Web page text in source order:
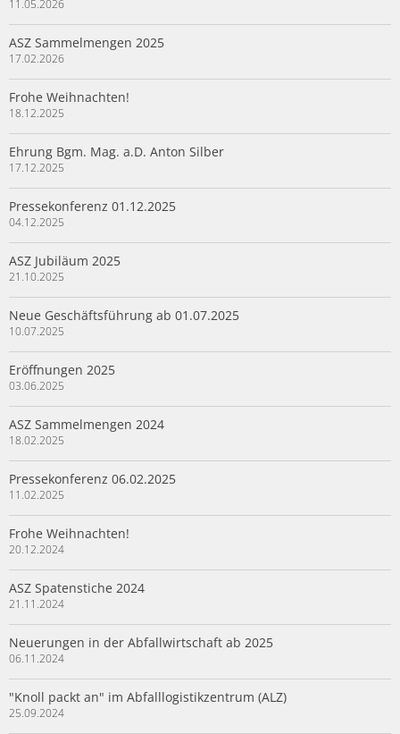
11.05.2026
ASZ Sammelmengen 2025
17.02.2026
Frohe Weihnachten!
18.12.2025
Ehrung Bgm. Mag. a.D. Anton Silber
17.12.2025
Pressekonferenz 01.12.2025
04.12.2025
ASZ Jubiläum 2025
21.10.2025
Neue Geschäftsführung ab 01.07.2025
10.07.2025
Eröffnungen 2025
03.06.2025
ASZ Sammelmengen 2024
18.02.2025
Pressekonferenz 06.02.2025
11.02.2025
Frohe Weihnachten!
20.12.2024
ASZ Spatenstiche 2024
21.11.2024
Neuerungen in der Abfallwirtschaft ab 2025
06.11.2024
"Knoll packt an" im Abfalllogistikzentrum (ALZ)
25.09.2024